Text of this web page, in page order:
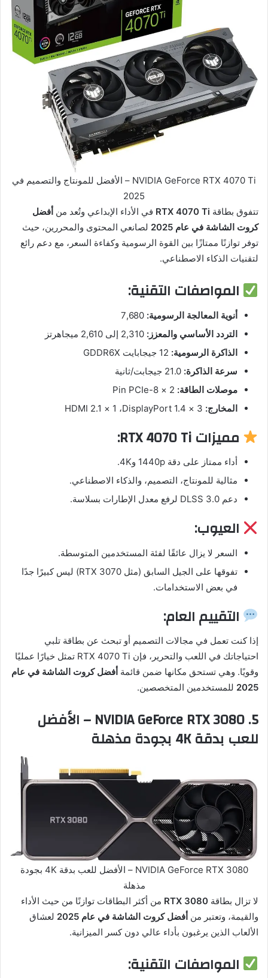
NVIDIA GeForce RTX 4070 Ti – الأفضل للمونتاج والتصميم في
2025
تتفوق بطاقة RTX 4070 Ti في الأداء الإبداعي وتُعد من أفضل
كروت الشاشة في عام 2025
لصانعي المحتوى والمحررين، حيث
توفر توازنًا ممتازًا بين القوة الرسومية وكفاءة السعر، مع دعم رائع
لتقنيات الذكاء الاصطناعي.
المواصفات التقنية:
أنوية المعالجة الرسومية:
التردد الأساسي والمعزز:
الذاكرة الرسومية:
سرعة الذاكرة:
موصلات الطاقة:
المخارج:
مميزات RTX 4070 Ti:
أداء ممتاز على دقة 1440p و4K.
مثالية للمونتاج، التصميم، والذكاء الاصطناعي.
دعم DLSS 3.0 لرفع معدل الإطارات بسلاسة.
العيوب:
السعر لا يزال عائقًا لفئة المستخدمين المتوسطة.
تفوقها على الجيل السابق (مثل RTX 3070) ليس كبيرًا جدًا
في بعض الاستخدامات.
التقييم العام:
إذا كنت تعمل في مجالات التصميم أو تبحث عن بطاقة تلبي
احتياجاتك في اللعب والتحرير، فإن RTX 4070 Ti تمثل خيارًا عمليًا
وقويًا. وهي تستحق مكانها ضمن قائمة أفضل كروت الشاشة في عام
2025 للمستخدمين المتخصصين.
5. NVIDIA GeForce RTX 3080 – الأفضل
للعب بدقة 4K بجودة مذهلة
NVIDIA GeForce RTX 3080 – الأفضل للعب بدقة 4K بجودة
مذهلة
لا تزال بطاقة RTX 3080 من أكثر البطاقات توازنًا من حيث الأداء
والقيمة، وتعتبر من أفضل كروت الشاشة في عام 2025
لعشاق
الألعاب الذين يرغبون بأداء عالي دون كسر الميزانية.
المواصفات التقنية: